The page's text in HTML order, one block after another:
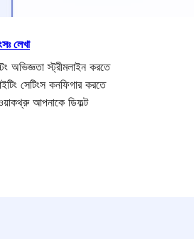
লেখা
অভিজ্ঞতা স্ট্রীমলাইন করতে
সেটিংস কনফিগার করতে
আপনাকে ডিফল্ট